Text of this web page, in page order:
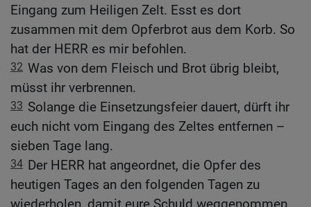
Eingang zum Heiligen Zelt. Esst es dort
zusammen mit dem Opferbrot aus dem Korb. So
hat der HERR es mir befohlen.
32 Was von dem Fleisch und Brot übrig bleibt,
müsst ihr verbrennen.
33 Solange die Einsetzungsfeier dauert, dürft ihr
euch nicht vom Eingang des Zeltes entfernen –
sieben Tage lang.
34 Der HERR hat angeordnet, die Opfer des
heutigen Tages an den folgenden Tagen zu